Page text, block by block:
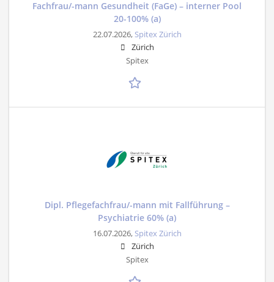
Fachfrau/-mann Gesundheit (FaGe) – interner Pool
20-100% (a)
22.07.2026, Spitex Zürich
Zürich
Spitex
Dipl. Pflegefachfrau/-mann mit Fallführung –
Psychiatrie 60% (a)
16.07.2026, Spitex Zürich
Zürich
Spitex